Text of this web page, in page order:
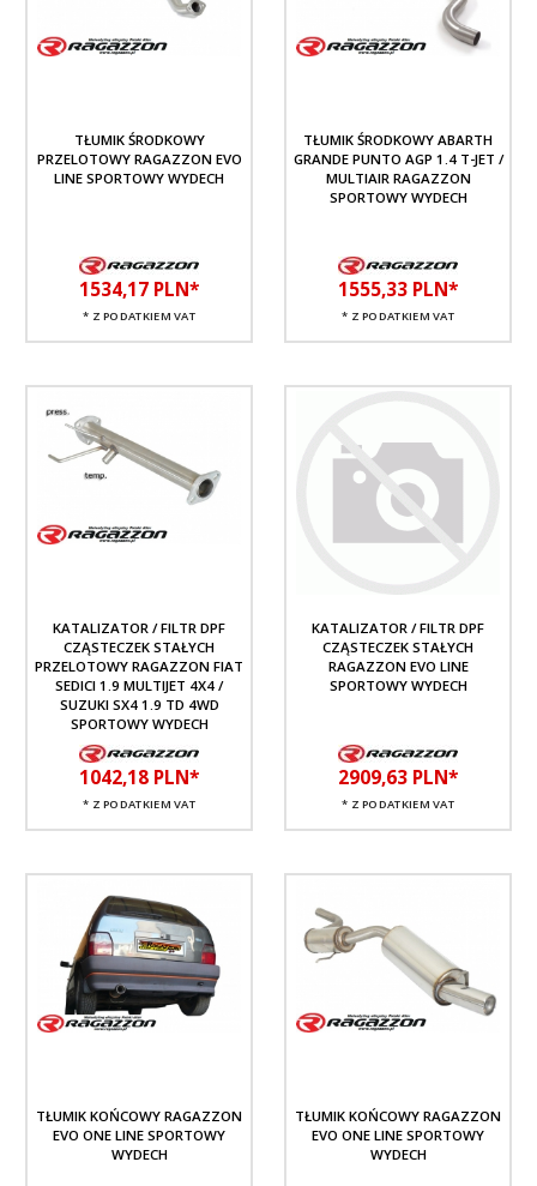
TŁUMIK ŚRODKOWY
PRZELOTOWY RAGAZZON EVO
LINE SPORTOWY WYDECH
1534,17 PLN*
* Z PODATKIEM VAT
TŁUMIK ŚRODKOWY ABARTH
GRANDE PUNTO AGP 1.4 T-JET /
MULTIAIR RAGAZZON
SPORTOWY WYDECH
1555,33 PLN*
* Z PODATKIEM VAT
KATALIZATOR / FILTR DPF
CZĄSTECZEK STAŁYCH
PRZELOTOWY RAGAZZON FIAT
SEDICI 1.9 MULTIJET 4X4 /
SUZUKI SX4 1.9 TD 4WD
SPORTOWY WYDECH
1042,18 PLN*
* Z PODATKIEM VAT
KATALIZATOR / FILTR DPF
CZĄSTECZEK STAŁYCH
RAGAZZON EVO LINE
SPORTOWY WYDECH
2909,63 PLN*
* Z PODATKIEM VAT
TŁUMIK KOŃCOWY RAGAZZON
EVO ONE LINE SPORTOWY
WYDECH
TŁUMIK KOŃCOWY RAGAZZON
EVO ONE LINE SPORTOWY
WYDECH